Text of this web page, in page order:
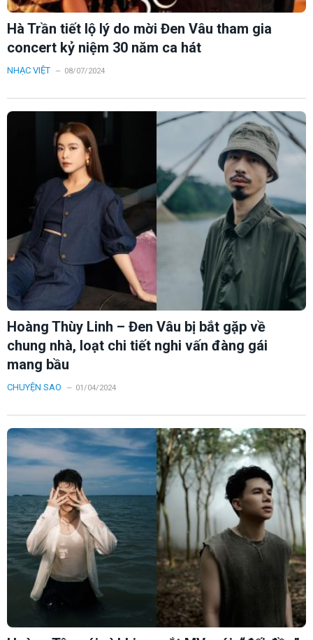
Hà Trần tiết lộ lý do mời Đen Vâu tham gia
concert kỷ niệm 30 năm ca hát
NHẠC VIỆT 08/07/2024
Hoàng Thùy Linh – Đen Vâu bị bắt gặp về
chung nhà, loạt chi tiết nghi vấn đàng gái
mang bầu
CHUYỆN SAO 01/04/2024